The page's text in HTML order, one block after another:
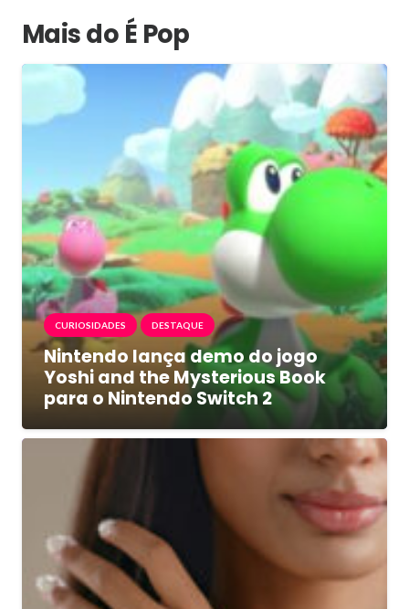
Mais do É Pop
CURIOSIDADES DESTAQUE
Nintendo lança demo do jogo
Yoshi and the Mysterious Book
para o Nintendo Switch 2